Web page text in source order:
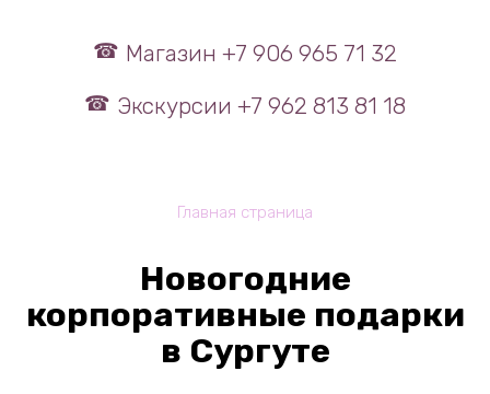
Магазин +7 906 965 71 32
Экскурсии +7 962 813 81 18
Главная страница
Новогодние
корпоративные подарки
в Сургуте